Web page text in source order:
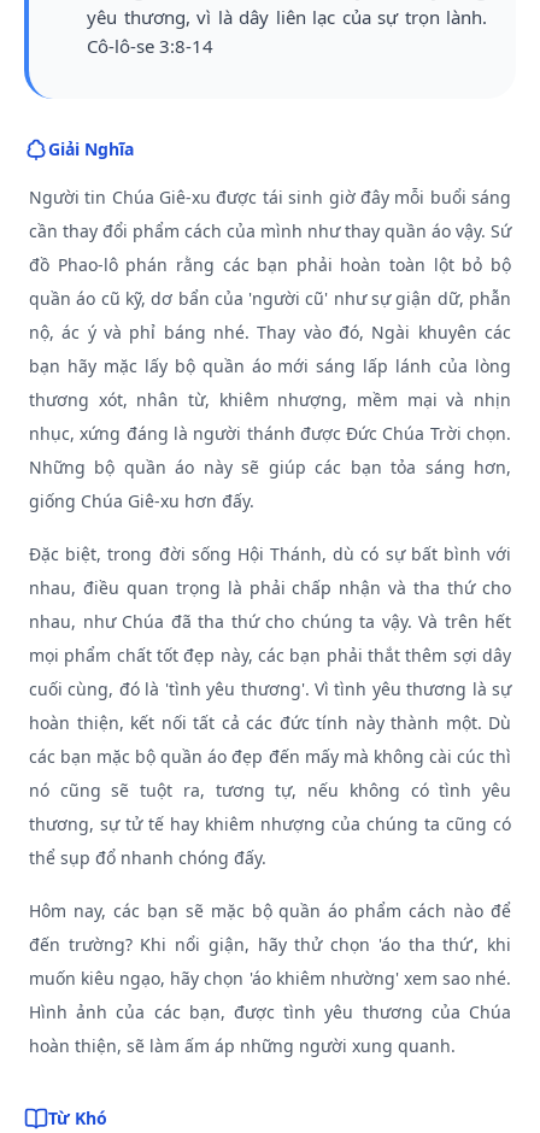
yêu thương, vì là dây liên lạc của sự trọn lành.
Cô-lô-se 3:8-14
Giải Nghĩa
Người tin Chúa Giê-xu được tái sinh giờ đây mỗi buổi sáng
cần thay đổi phẩm cách của mình như thay quần áo vậy. Sứ
đồ Phao-lô phán rằng các bạn phải hoàn toàn lột bỏ bộ
quần áo cũ kỹ, dơ bẩn của 'người cũ' như sự giận dữ, phẫn
nộ, ác ý và phỉ báng nhé. Thay vào đó, Ngài khuyên các
bạn hãy mặc lấy bộ quần áo mới sáng lấp lánh của lòng
thương xót, nhân từ, khiêm nhượng, mềm mại và nhịn
nhục, xứng đáng là người thánh được Đức Chúa Trời chọn.
Những bộ quần áo này sẽ giúp các bạn tỏa sáng hơn,
giống Chúa Giê-xu hơn đấy.
Đặc biệt, trong đời sống Hội Thánh, dù có sự bất bình với
nhau, điều quan trọng là phải chấp nhận và tha thứ cho
nhau, như Chúa đã tha thứ cho chúng ta vậy. Và trên hết
mọi phẩm chất tốt đẹp này, các bạn phải thắt thêm sợi dây
cuối cùng, đó là 'tình yêu thương'. Vì tình yêu thương là sự
hoàn thiện, kết nối tất cả các đức tính này thành một. Dù
các bạn mặc bộ quần áo đẹp đến mấy mà không cài cúc thì
nó cũng sẽ tuột ra, tương tự, nếu không có tình yêu
thương, sự tử tế hay khiêm nhượng của chúng ta cũng có
thể sụp đổ nhanh chóng đấy.
Hôm nay, các bạn sẽ mặc bộ quần áo phẩm cách nào để
đến trường? Khi nổi giận, hãy thử chọn 'áo tha thứ', khi
muốn kiêu ngạo, hãy chọn 'áo khiêm nhường' xem sao nhé.
Hình ảnh của các bạn, được tình yêu thương của Chúa
hoàn thiện, sẽ làm ấm áp những người xung quanh.
Từ Khó